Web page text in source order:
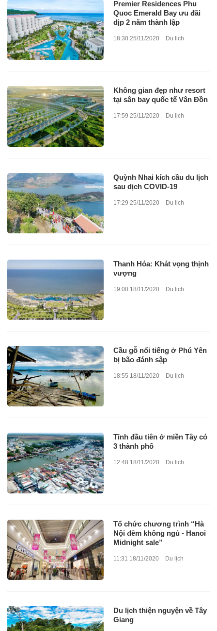
Premier Residences Phu
Quoc Emerald Bay ưu đãi
dịp 2 năm thành lập
18:30 25/11/2020 Du lịch
Không gian đẹp như resort
tại sân bay quốc tế Vân Đồn
17:59 25/11/2020 Du lịch
Quỳnh Nhai kích cầu du lịch
sau dịch COVID-19
17:29 25/11/2020 Du lịch
Thanh Hóa: Khát vọng thịnh
vượng
19:00 18/11/2020 Du lịch
Cầu gỗ nổi tiếng ở Phú Yên
bị bão đánh sập
18:55 18/11/2020 Du lịch
Tỉnh đầu tiên ở miền Tây có
3 thành phố
12:48 18/11/2020 Du lịch
Tổ chức chương trình “Hà
Nội đêm không ngủ - Hanoi
Midnight sale”
11:31 18/11/2020 Du lịch
Du lịch thiện nguyện về Tây
Giang